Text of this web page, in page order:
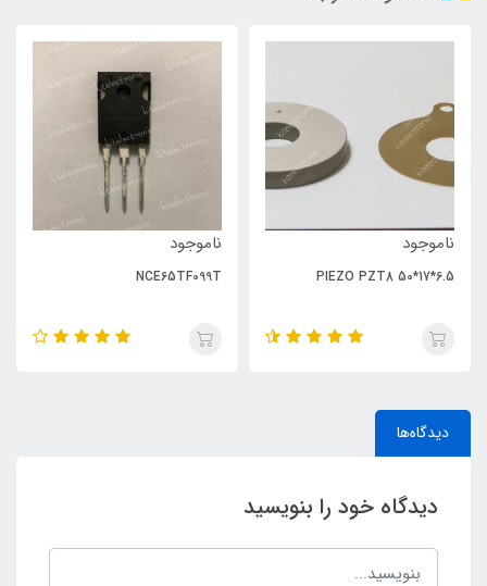
ناموجود
PIEZO PZT8 50*17*6.5
ناموجود
NCE65TF099T
دیدگاه‌ها
دیدگاه خود را بنویسید